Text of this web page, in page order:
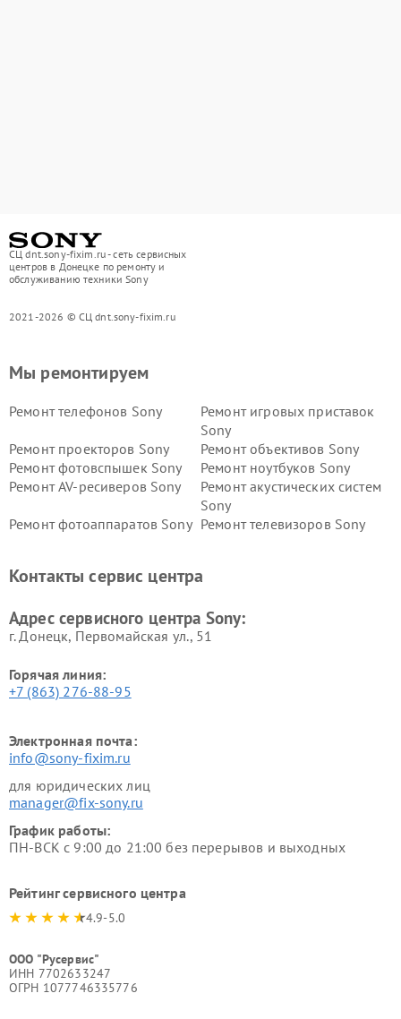
СЦ dnt.sony-fixim.ru - сеть сервисных
центров в Донецке по ремонту и
обслуживанию техники Sony
2021-2026 © СЦ dnt.sony-fixim.ru
Мы ремонтируем
Ремонт телефонов Sony
Ремонт игровых приставок
Sony
Ремонт проекторов Sony
Ремонт объективов Sony
Ремонт фотовспышек Sony
Ремонт ноутбуков Sony
Ремонт AV-ресиверов Sony
Ремонт акустических систем
Sony
Ремонт фотоаппаратов Sony Ремонт телевизоров Sony
Контакты сервис центра
Адрес сервисного центра Sony:
г. Донецк, Первомайская ул., 51
Горячая линия:
+7 (863) 276-88-95
Электронная почта:
info@sony-fixim.ru
для юридических лиц
manager@fix-sony.ru
График работы:
ПН-ВСК с 9:00 до 21:00 без перерывов и выходных
Рейтинг сервисного центра
4.9-5.0
ООО "Русервис"
ИНН 7702633247
ОГРН 1077746335776